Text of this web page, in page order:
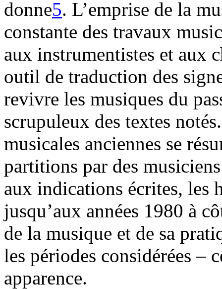
donne5. L’emprise de la
constante des travaux
aux instrumentistes et aux
outil de traduction des
revivre les musiques du
scrupuleux des textes
musicales anciennes se
partitions par des
aux indications écrites, les
jusqu’aux années 1980 à
de la musique et de sa
les périodes considérées –
apparence.